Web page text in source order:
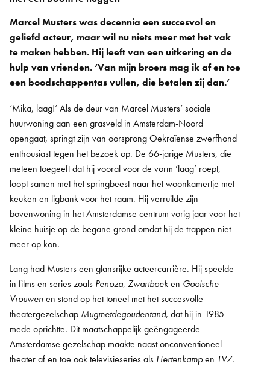
Marcel Musters was decennia een succesvol en
geliefd acteur, maar wil nu niets meer met het vak
te maken hebben. Hij leeft van een uitkering en de
hulp van vrienden. ‘Van mijn broers mag ik af en toe
een boodschappentas vullen, die betalen zij dan.’
‘Mika, laag!’ Als de deur van Marcel Musters’ sociale
huurwoning aan een grasveld in Amsterdam-Noord
opengaat, springt zijn van oorsprong Oekraïense zwerfhond
enthousiast tegen het bezoek op. De 66-jarige Musters, die
meteen toegeeft dat hij vooral voor de vorm ‘laag’ roept,
loopt samen met het springbeest naar het woonkamertje met
keuken en ligbank voor het raam. Hij verruilde zijn
bovenwoning in het Amsterdamse centrum vorig jaar voor het
kleine huisje op de begane grond omdat hij de trappen niet
meer op kon.
Lang had Musters een glansrijke acteercarrière. Hij speelde
in films en series zoals Penoza, Zwartboeken Gooische
Vrouwen en stond op het toneel met het succesvolle
theatergezelschap Mugmetdegoudentand, dat hij in 1985
mede oprichtte. Dit maatschappelijk geëngageerde
Amsterdamse gezelschap maakte naast onconventioneel
theater af en toe ook televisieseries als Hertenkampen TV7.